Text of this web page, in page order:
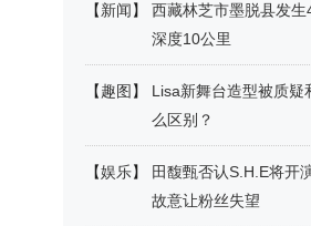
【新闻】
西藏林芝市墨脱县发
深度10公里
【趣图 】
Lisa新舞台造型被质疑
么区别？
【娱乐】
田馥甄否认S.H.E将开
故意让粉丝失望